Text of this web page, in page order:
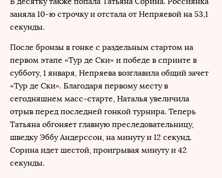
заняла 10-ю строчку и отстала от Непряевой на 53,1
секунды.
После бронзы в гонке с раздельным стартом на
первом этапе «Тур де Ски» и победе в спринте в
субботу, 1 января, Непряева возглавила общий зачет
«Тур де Ски». Благодаря первому месту в
сегодняшнем масс-старте, Наталья увеличила
отрыв перед последней гонкой турнира. Теперь
Татьяна обгоняет главную преследовательницу,
шведку Эббу Андерссон, на минуту и 12 секунд.
Сорина идет шестой, проигрывая минуту и 42
секунды.